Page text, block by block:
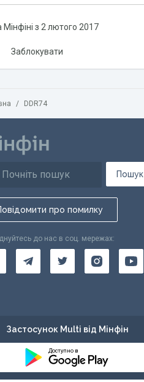
Мінфіні з 2 лютого 2017
Заблокувати
/ DDR74
Пошук
про помилку
до нас в соц. мережах:
Застосунок Multi від Мінфін
Доступно в